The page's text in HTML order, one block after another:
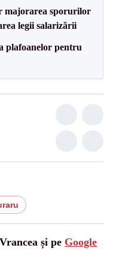
majorarea sporurilor
legii salarizării
plafoanelor pentru
și pe Google